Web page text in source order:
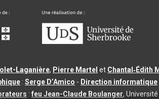
Laganière, Pierre Martel et Chantal‑Édith
:Serge D’Amico - Direction informatique
:feu Jean-Claude Boulanger,